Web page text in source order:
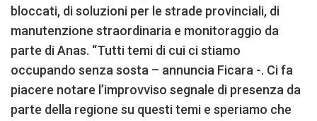
bloccati, di soluzioni per le strade provinciali, di
manutenzione straordinaria e monitoraggio da
parte di Anas. “Tutti temi di cui ci stiamo
occupando senza sosta – annuncia Ficara -. Ci fa
piacere notare l’improvviso segnale di presenza da
parte della regione su questi temi e speriamo che